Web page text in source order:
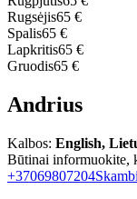
Rugsėjis65 €
Spalis65 €
Lapkritis65 €
Gruodis65 €
Andrius
Kalbos: English,
Būtinai informuokite,
+37069807204